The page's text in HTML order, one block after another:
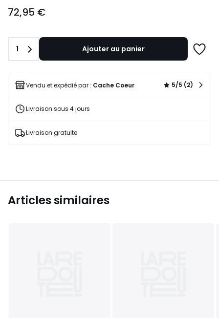
€.
72,95 €
Quantité
1 Ajouter au panier
liste
Vendu et expédié par : Cache Coeur 5/5 (2)
Livraison sous 4 jours
Livraison gratuite
Articles similaires